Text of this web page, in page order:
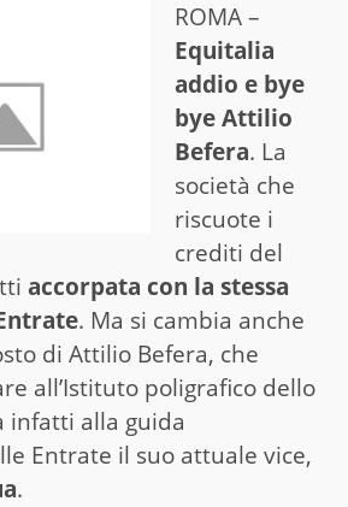
ROMA –
Equitalia
addio e bye
bye Attilio
Befera. La
società che
riscuote i
crediti del
accorpata con la stessa
. Ma si cambia anche
di Attilio Befera, che
all’Istituto poligrafico dello
infatti alla guida
Entrate il suo attuale vice,
.